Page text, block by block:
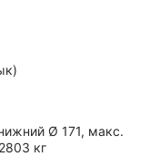
Ø 171, макс.
кг